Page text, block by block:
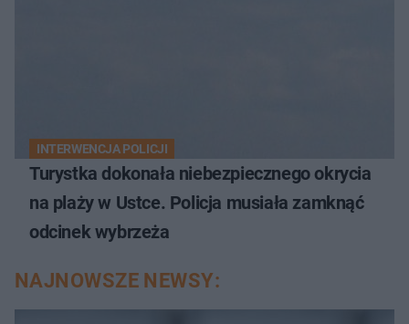
INTERWENCJA POLICJI
Turystka dokonała niebezpiecznego okrycia
na plaży w Ustce. Policja musiała zamknąć
odcinek wybrzeża
NAJNOWSZE NEWSY: